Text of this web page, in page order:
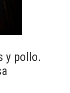
y pollo.